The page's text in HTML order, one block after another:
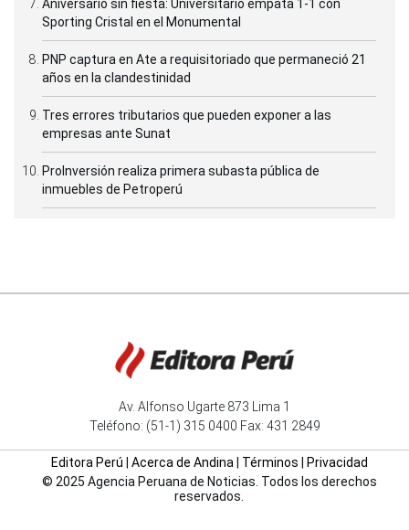
Aniversario sin fiesta: Universitario empata 1-1 con
Sporting Cristal en el Monumental
PNP captura en Ate a requisitoriado que permaneció 21
años en la clandestinidad
Tres errores tributarios que pueden exponer a las
empresas ante Sunat
ProInversión realiza primera subasta pública de
inmuebles de Petroperú
Av. Alfonso Ugarte 873 Lima 1
Teléfono: (51-1) 315 0400 Fax: 431 2849
Editora Perú Acerca de Andina| Términos
Privacidad
© 2025 Agencia Peruana de Noticias. Todos los derechos
reservados.